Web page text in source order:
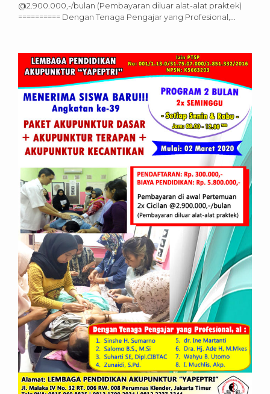
@2.900.000,-/bulan (Pembayaran diluar alat-alat praktek)
========== Dengan Tenaga Pengajar yang Profesional,...